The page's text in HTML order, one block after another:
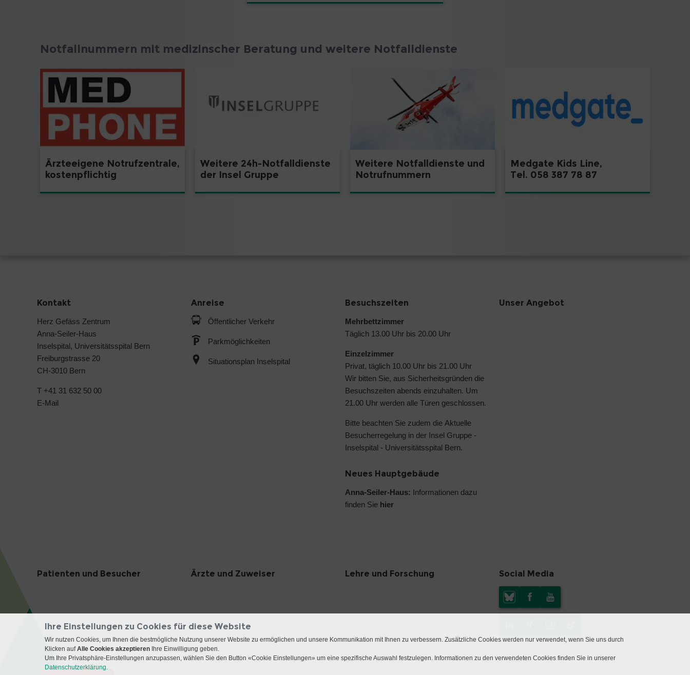
Notfallnummern mit medizinscher Beratung und weitere Notfalldienste
Ärzteeigene Notrufzentrale,
kostenpflichtig
Weitere 24h-Notfalldienste
der Insel Gruppe
Weitere Notfalldienste und
Notrufnummern
Medgate Kids Line,
Tel. 058 387 78 87
Kontakt
Herz Gefäss Zentrum
Anna-Seiler-Haus
Inselspital, Universitätsspital Bern
Freiburgstrasse 20
CH-3010 Bern
T +41 31 632 50 00
E-Mail
Anreise
Öffentlicher Verkehr
Parkmöglichkeiten
Situationsplan Inselspital
Besuchszeiten
Mehrbettzimmer
Täglich 13.00 Uhr bis 20.00 Uhr
Einzelzimmer
Privat, täglich 10.00 Uhr bis 21.00 Uhr
Wir bitten Sie, aus Sicherheitsgründen die
Besuchszeiten abends einzuhalten. Um
21.00 Uhr werden alle Türen geschlossen.
Bitte beachten Sie zudem die Aktuelle
Besucherregelung in der Insel Gruppe -
Inselspital - Universitätsspital Bern.
Neues Hauptgebäude
Anna-Seiler-Haus: Informationen dazu
finden Sie hier
Unser Angebot
Patienten und Besucher Ärzte und Zuweiser Lehre und Forschung Social Media
Ihre Einstellungen zu Cookies für diese Website
Wir nutzen Cookies, um Ihnen die bestmögliche Nutzung unserer Website zu ermöglichen und unsere Kommunikation mit Ihnen zu verbessern. Zusätzliche Cookies werden nur verwendet, wenn Sie uns durch
Klicken aufAlle Cookies akzeptieren Ihre Einwilligung geben.
Um Ihre Privatsphäre-Einstellungen anzupassen, wählen Sie den Button «Cookie Einstellungen» um eine spezifische Auswahl festzulegen. Informationen zu den verwendeten Cookies finden Sie in unserer
Datenschutzerklärung.